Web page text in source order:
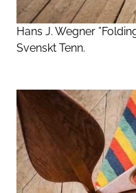
Hans J. Wegner
Svenskt Tenn.